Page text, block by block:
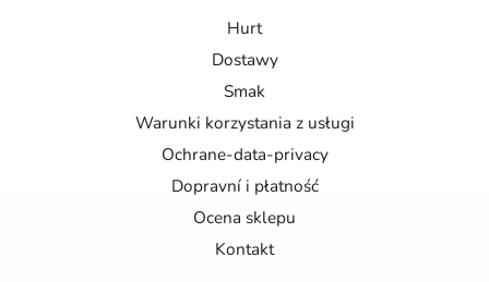
Hurt
Dostawy
Smak
Warunki korzystania z usługi
Ochrane-data-privacy
Dopravní i płatność
Ocena sklepu
Kontakt